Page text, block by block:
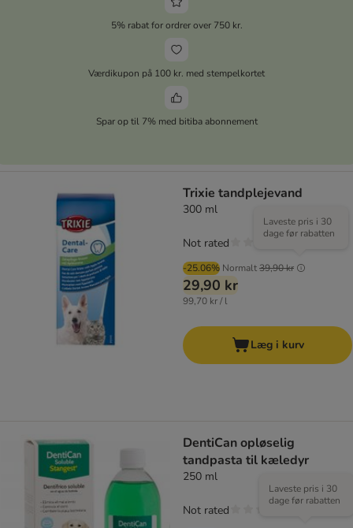
5% rabat for ordrer over 750 kr.
Værdikupon på 100 kr. med stempelkortet
Spar op til 7% med bitiba abonnement
Trixie tandplejevand
300 ml
-25.06% Normalt39,90 kr
Laveste pris i 30
dage før rabatten
29,90 kr
99,70 kr / l
Not rated
Læg i kurv
DentiCan opløselig
tandpasta til kæledyr
250 ml
Laveste pris i 30
dage før rabatten
Not rated